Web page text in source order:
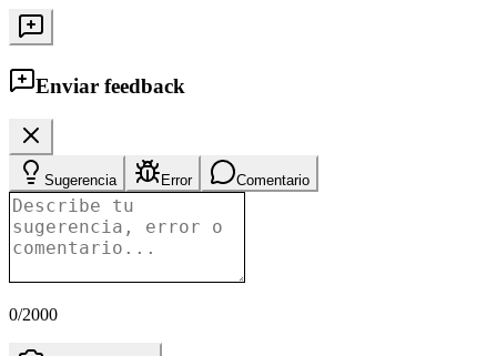
Enviar feedback
Sugerencia Error Comentario
0/2000